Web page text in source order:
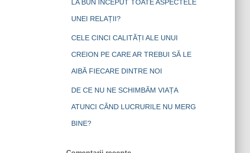
LA BUN ÎNCEPUT TOATE ASPECTELE
UNEI RELAȚII?
CELE CINCI CALITĂȚI ALE UNUI
CREION PE CARE AR TREBUI SĂ LE
AIBĂ FIECARE DINTRE NOI
DE CE NU NE SCHIMBĂM VIAȚA
ATUNCI CÂND LUCRURILE NU MERG
BINE?